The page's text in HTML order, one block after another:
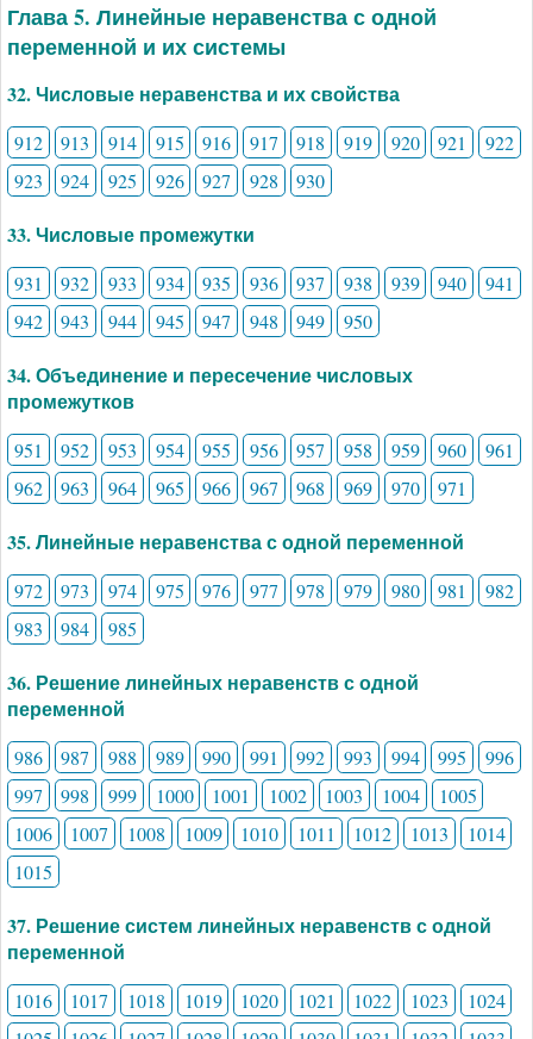
Глава 5. Линейные неравенства с одной
переменной и их системы
32. Числовые неравенства и их свойства
912 913 914 915 916 917 918 919 920 921
922
923
924 925 926 927 928 930
33. Числовые промежутки
931 932 933 934 935 936 937 938 939 940
941
942
943 944 945 947 948 949 950
34. Объединение и пересечение числовых
промежутков
951 952 953 954 955 956 957 958 959 960
961
962
963 964 965 966 967 968 969 970 971
35. Линейные неравенства с одной переменной
972 973 974 975 976 977 978 979 980 981
982
983
984 985
36. Решение линейных неравенств с одной
переменной
986 987 988 989 990 991 992 993 994 995
996
997
998 999 1000 1001 1002 1003 1004
1005
1006
1007 1008 1009 1010 1011 1012 1013
1014
1015
37. Решение систем линейных неравенств с одной
переменной
1016 1017 1018 1019 1020 1021 1022 1023
1024